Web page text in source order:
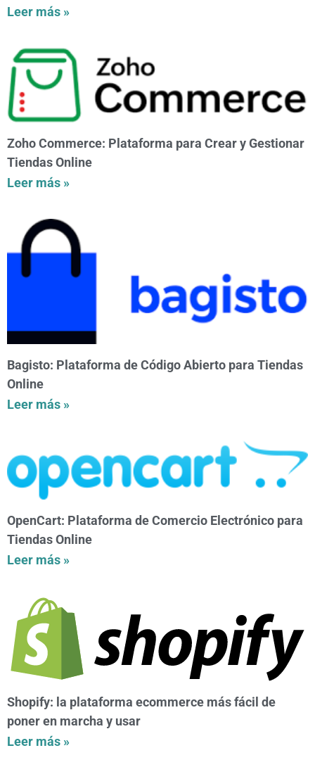
Leer más »
Zoho Commerce: Plataforma para Crear y Gestionar
Tiendas Online
Leer más »
Bagisto: Plataforma de Código Abierto para Tiendas
Online
Leer más »
OpenCart: Plataforma de Comercio Electrónico para
Tiendas Online
Leer más »
Shopify: la plataforma ecommerce más fácil de
poner en marcha y usar
Leer más »